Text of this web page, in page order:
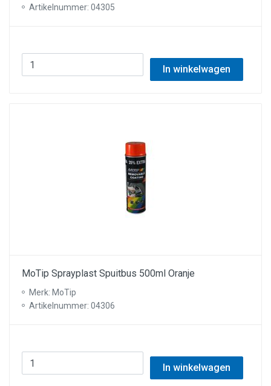
Artikelnummer: 04305
In winkelwagen
MoTip Sprayplast Spuitbus 500ml Oranje
Merk: MoTip
Artikelnummer: 04306
In winkelwagen